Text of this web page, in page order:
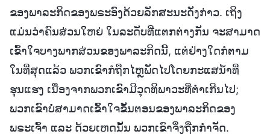
ຂອງພາລະກິດຂອງພຣະອົງດ້ວຍລັກສະນະດັ່ງກ່າວ. ເຖິງ
ແມ່ນວ່າຄົນສ່ວນໃຫຍ່ ໃນລະດັບທີ່ແຕກຕ່າງກັນ ຈະສາມາດ
ເຂົ້າໃຈບາງພາກສ່ວນຂອງພາລະກິດນີ້, ແຕ່ຢ່າງໃດກໍຕາມ
ໃນທີ່ສຸດແລ້ວ ພວກເຂົາກໍຖືກໄຫຼພັດໄປໂດຍກະແສນໍ້າທີ່
ຮຸນແຮງ ເນື່ອງຈາກພວກເຂົາມີວຸດທິພາວະທີ່ຕໍ່າເກີນໄປ;
ພວກເຂົາບໍ່ສາມາດເຂົ້າໃຈຂັ້ນຕອນຂອງພາລະກິດຂອງ
ພຣະເຈົ້າ ແລະ ດ້ວຍເຫດນັ້ນ ພວກເຂົາຈຶ່ງຖືກກໍາຈັດ.